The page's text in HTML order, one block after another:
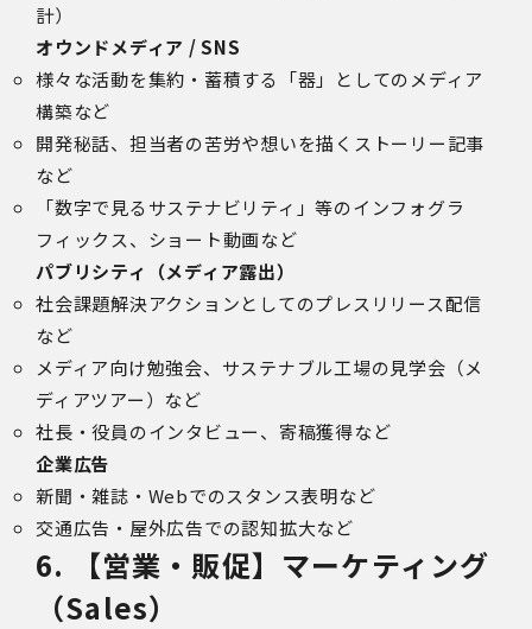
計）
オウンドメディア / SNS
様々な活動を集約・蓄積する「器」としてのメディア
構築など
開発秘話、担当者の苦労や想いを描くストーリー記事
など
「数字で見るサステナビリティ」等のインフォグラ
フィックス、ショート動画など
パブリシティ（メディア露出）
社会課題解決アクションとしてのプレスリリース配信
など
メディア向け勉強会、サステナブル工場の見学会（メ
ディアツアー）など
社長・役員のインタビュー、寄稿獲得など
企業広告
新聞・雑誌・Webでのスタンス表明など
交通広告・屋外広告での認知拡大など
6. 【営業・販促】マーケティング
（Sales）